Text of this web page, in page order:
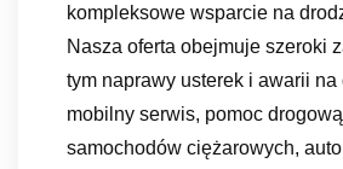
kompleksowe wsparcie na
Nasza oferta obejmuje szeroki
tym naprawy usterek i awarii na
mobilny serwis, pomoc
samochodów ciężarowych,